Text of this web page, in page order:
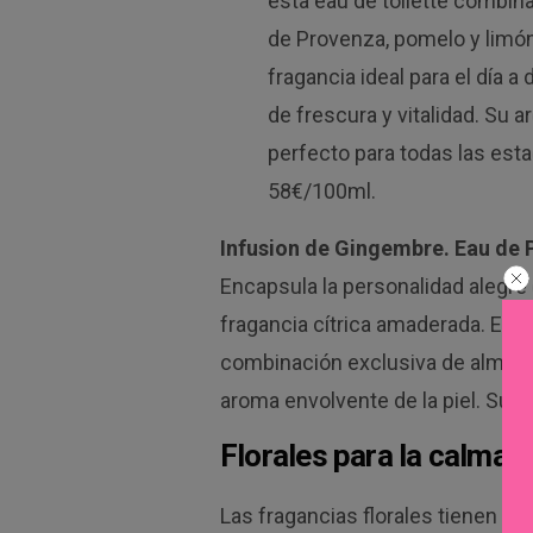
de Provenza, pomelo y
fragancia ideal para el día a
de frescura y vitalidad. Su
perfecto para todas las
58€/100ml.
Infusion de Gingembre. Eau de
Encapsula la personalidad
fragancia cítrica amaderada. El
combinación exclusiva de
aroma envolvente de la piel. Su
Florales para la calma y
Las fragancias florales tienen un